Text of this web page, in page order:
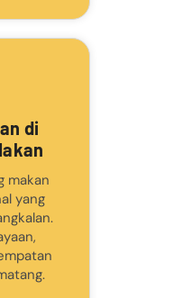
di
makan
yang